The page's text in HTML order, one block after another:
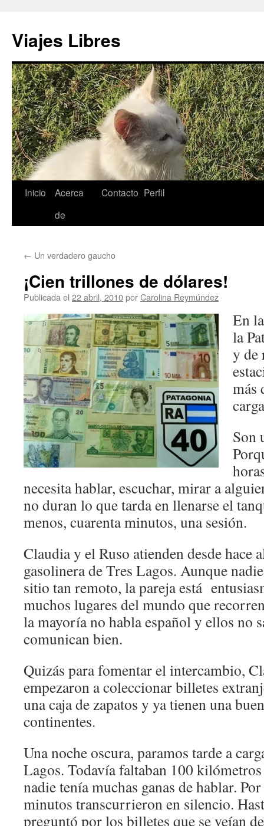
contenido
Viajes Libres
Inicio
Acerca
de
Contacto Perfil
← Un verdadero gaucho
¡Cien trillones de dólares!
Publicada el 22 abril, 2010porCarolina Reymúndez
En
la
y de
más
Son
necesita hablar, escuchar, mirar a
no duran lo que tarda en llenarse el
menos, cuarenta minutos, una sesión.
Claudia y el Ruso atienden desde hace
gasolinera de Tres Lagos. Aunque
sitio tan remoto, la pareja está
muchos lugares del mundo que
la mayoría no habla español y ellos no
comunican bien.
Quizás para fomentar el intercambio,
empezaron a coleccionar billetes
una caja de zapatos y ya tienen una
continentes.
Una noche oscura, paramos tarde a
Lagos. Todavía faltaban 100
nadie tenía muchas ganas de hablar.
minutos transcurrieron en silencio.
preguntó por los billetes que se veían